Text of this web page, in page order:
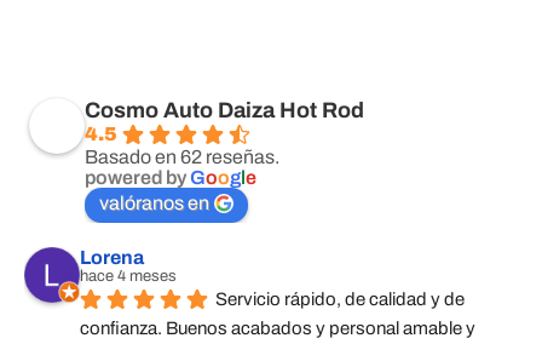
Cosmo Auto Daiza Hot Rod
4.5
Basado en 62 reseñas.
powered byGoogle
valóranos en
Lorena
hace 4 meses
Servicio rápido, de calidad y de
confianza. Buenos acabados y personal amable y